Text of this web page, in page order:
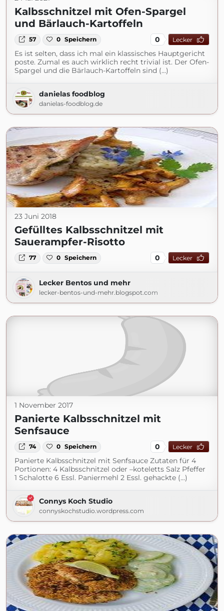
Kalbsschnitzel mit Ofen-Spargel
und Bärlauch-Kartoffeln
57 0 Speichern 0 Lecker
Es ist selten, dass ich mal ein klassisches Hauptgericht
poste. Zumal es auch wirklich recht trivial ist. Der Ofen-
Spargel und die Bärlauch-Kartoffeln sind (...)
danielas foodblog
danielas-foodblog.de
23 Juni 2018
Gefülltes Kalbsschnitzel mit
Sauerampfer-Risotto
77 0 Speichern 0 Lecker
Lecker Bentos und mehr
lecker-bentos-und-mehr.blogspot.com
1 November 2017
Panierte Kalbsschnitzel mit
Senfsauce
74 0 Speichern 0 Lecker
Panierte Kalbsschnitzel mit Senfsauce Zutaten für 4
Portionen: 4 Kalbsschnitzel oder –koteletts Salz Pfeffer
1 Schalotte 6 Essl. Paniermehl 2 Essl. gehackte (...)
Connys Koch Studio
connyskochstudio.wordpress.com